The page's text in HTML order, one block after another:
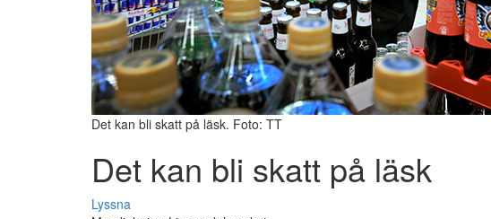
Det kan bli skatt på läsk. Foto: TT
Det kan bli skatt på läsk
Lyssna